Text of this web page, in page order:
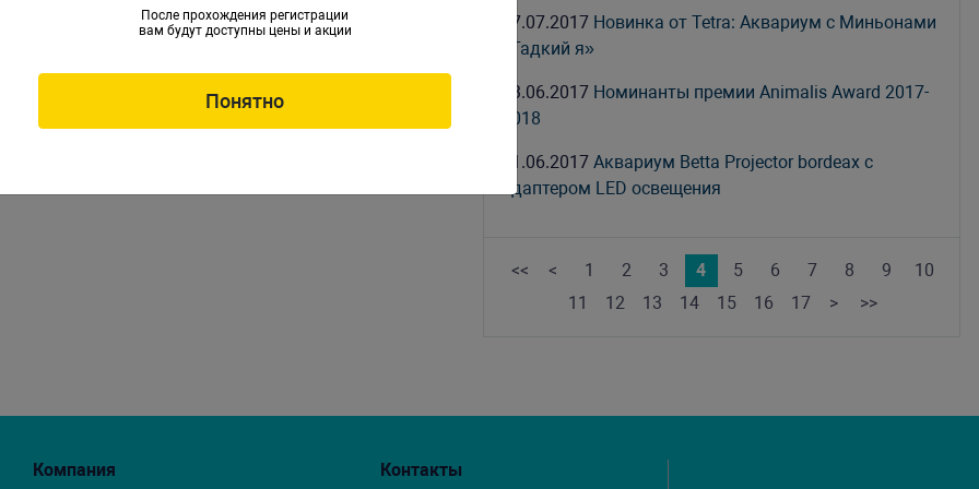
17.07.2017 Новинка от Tetra: Аквариум с Миньонами
«Гадкий я»
23.06.2017 Номинанты премии Animalis Award 2017-
2018
21.06.2017Аквариум Betta Projector bordeax с
адаптером LED освещения
<< < 1 2 3 4 5 6 7 8 9
10
11
12 13 14 15 16 17 > >>
Компания
Контакты
После прохождения регистрации
вам будут доступны цены и акции
Понятно